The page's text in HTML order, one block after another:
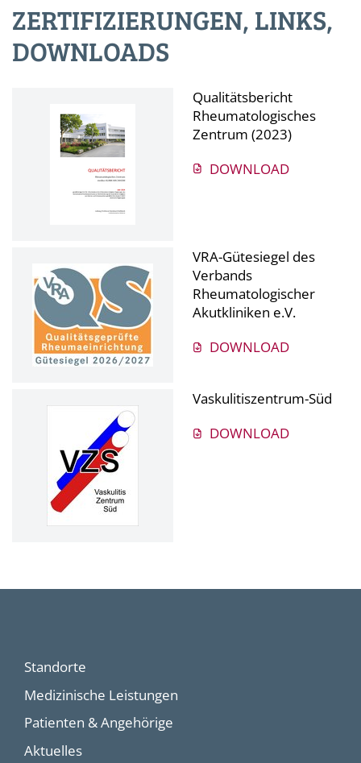
ZERTIFIZIERUNGEN, LINKS,
DOWNLOADS
Qualitätsbericht
Rheumatologisches
Zentrum (2023)
DOWNLOAD
VRA-Gütesiegel des
Verbands
Rheumatologischer
Akutkliniken e.V.
DOWNLOAD
Vaskulitiszentrum-Süd
DOWNLOAD
Standorte
Medizinische Leistungen
Patienten & Angehörige
Aktuelles